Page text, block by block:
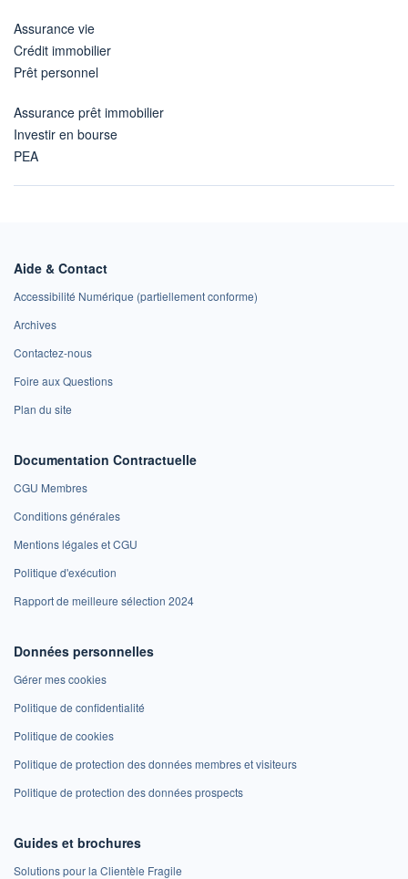
Assurance vie
Crédit immobilier
Prêt personnel
Assurance prêt immobilier
Investir en bourse
PEA
Aide & Contact
Accessibilité Numérique (partiellement conforme)
Archives
Contactez-nous
Foire aux Questions
Plan du site
Documentation Contractuelle
CGU Membres
Conditions générales
Mentions légales et CGU
Politique d'exécution
Rapport de meilleure sélection 2024
Données personnelles
Gérer mes cookies
Politique de confidentialité
Politique de cookies
Politique de protection des données membres et visiteurs
Politique de protection des données prospects
Guides et brochures
Solutions pour la Clientèle Fragile